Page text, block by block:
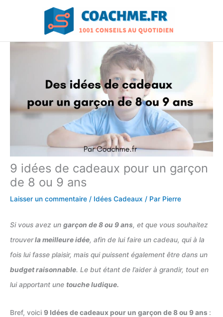
9 idées de cadeaux pour un garçon
de 8 ou 9 ans
Laisser un commentaire / Idées Cadeaux / Par Pierre
Si vous avez un garçon de 8 ou 9 ans, et que vous souhaitez
trouverla meilleure idée, afin de lui faire un cadeau, qui à la
fois lui fasse plaisir, mais qui puissent également être dans un
budget raisonnable. Le but étant de l’aider à grandir, tout en
lui apportant une touche ludique.
Bref, voici 9 Idées de cadeaux pour un garçon de 8 ou 9 ans :